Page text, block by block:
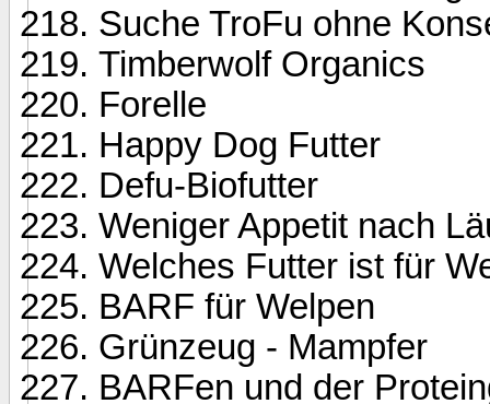
Suche TroFu ohne
Timberwolf Organics
Forelle
Happy Dog Futter
Defu-Biofutter
Weniger Appetit nach
Welches Futter ist für
BARF für Welpen
Grünzeug - Mampfer
BARFen und der